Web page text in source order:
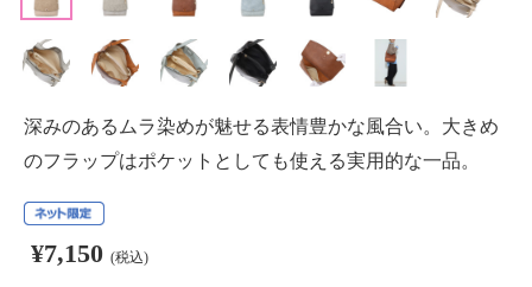
深みのあるムラ染めが魅せる表情豊かな風合い。大きめ
のフラップはポケットとしても使える実用的な一品。
¥7,150 (税込)